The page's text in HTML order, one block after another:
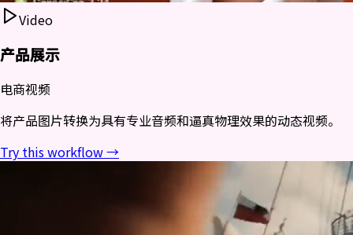
Video
产品展示
电商视频
将产品图片转换为具有专业音频和逼真物理效果的动态视频。
Try this workflow →